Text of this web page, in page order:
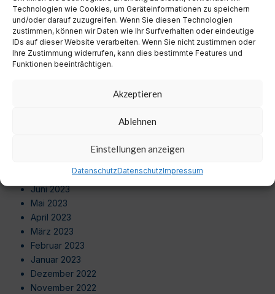
Technologien wie Cookies, um Geräteinformationen zu speichern
und/oder darauf zuzugreifen. Wenn Sie diesen Technologien
zustimmen, können wir Daten wie Ihr Surfverhalten oder eindeutige
IDs auf dieser Website verarbeiten. Wenn Sie nicht zustimmen oder
Ihre Zustimmung widerrufen, kann dies bestimmte Features und
Funktionen beeinträchtigen.
Akzeptieren
Ablehnen
Einstellungen anzeigen
DatenschutzDatenschutzImpressum
Juli 2024
Juni 2024
Mai 2024
April 2024
März 2024
September 2023
Juni 2023
Mai 2023
April 2023
März 2023
Februar 2023
Januar 2023
Dezember 2022
November 2022